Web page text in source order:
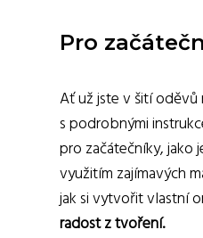
Pro
Ať už jste v šití oděvů
s podrobnými
pro začátečníky, jako
využitím zajímavých
jak si vytvořit vlastní
radost z tvoření.